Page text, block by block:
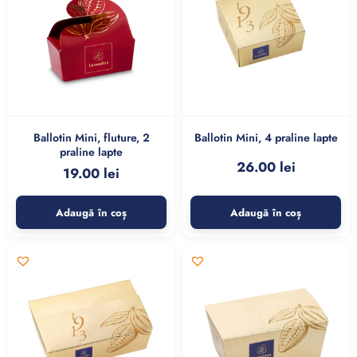
Ballotin Mini, fluture, 2
praline lapte
19.00 lei
Adaugă în coș
Ballotin Mini, 4 praline lapte
26.00 lei
Adaugă în coș